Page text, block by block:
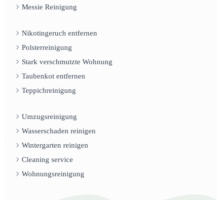
Messie Reinigung
Nikotingeruch entfernen
Polsterreinigung
Stark verschmutzte Wohnung
Taubenkot entfernen
Teppichreinigung
Umzugsreinigung
Wasserschaden reinigen
Wintergarten reinigen
Cleaning service
Wohnungsreinigung